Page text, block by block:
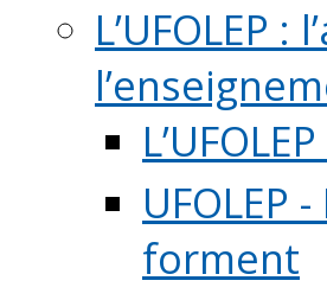
L’UFOLEP
UFOLEP
forment